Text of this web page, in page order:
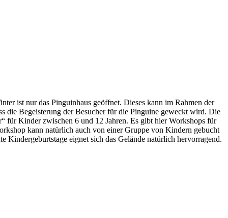
ist nur das Pinguinhaus geöffnet. Dieses kann im Rahmen der
die Begeisterung der Besucher für die Pinguine geweckt wird. Die
für Kinder zwischen 6 und 12 Jahren. Es gibt hier Workshops für
kann natürlich auch von einer Gruppe von Kindern gebucht
Kindergeburtstage eignet sich das Gelände natürlich hervorragend.